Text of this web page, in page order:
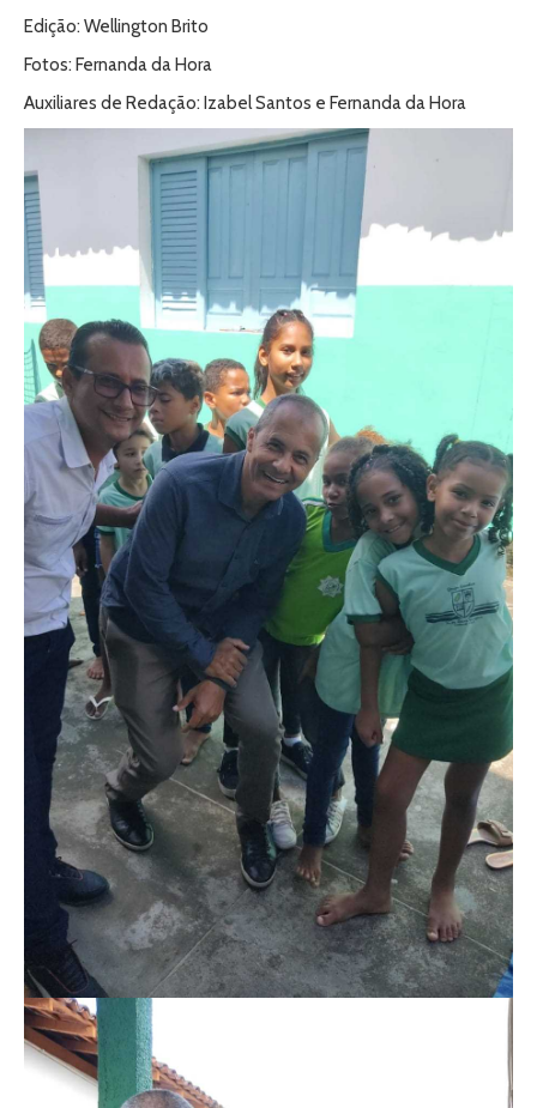
Edição: Wellington Brito
Fotos: Fernanda da Hora
Auxiliares de Redação: Izabel Santos e Fernanda da Hora